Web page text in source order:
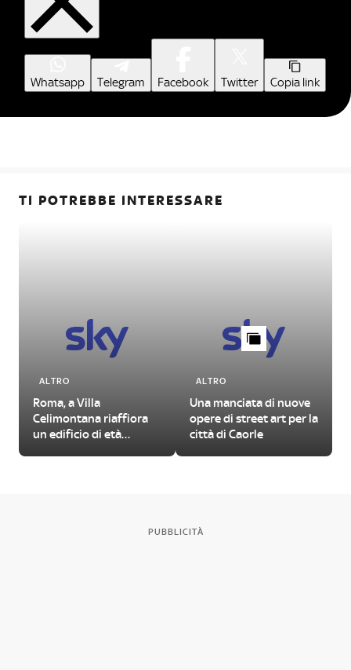
Whatsapp Telegram Facebook Twitter Copia link
TI POTREBBE INTERESSARE
ALTRO
Roma, a Villa
Celimontana riaffiora
un edificio di età
ALTRO
Una manciata di nuove
opere di street art per la
città di Caorle
PUBBLICITÀ